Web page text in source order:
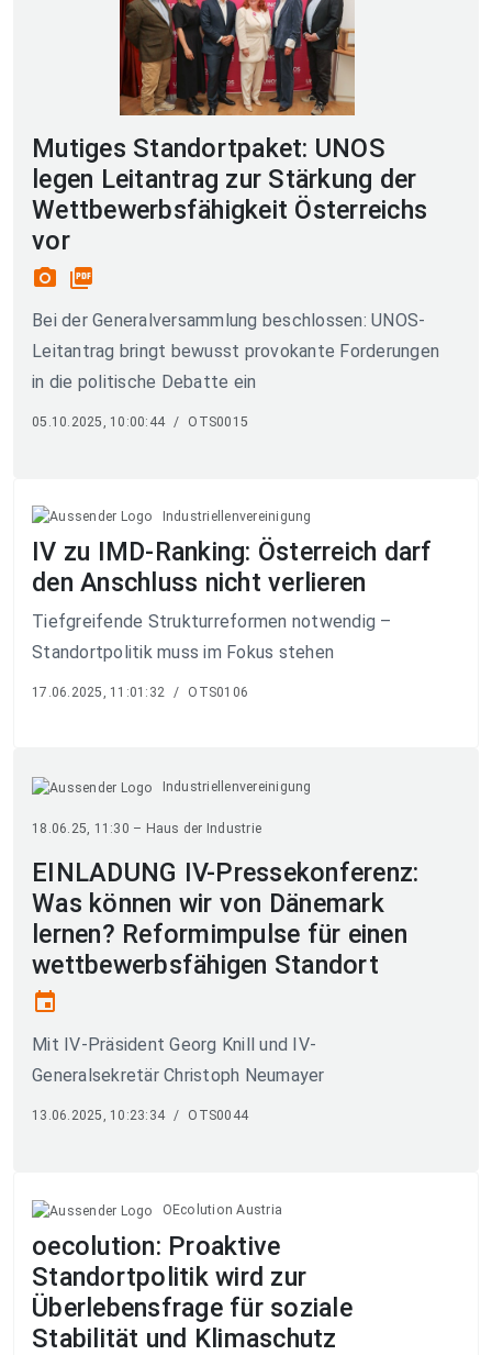
Mutiges Standortpaket: UNOS
legen Leitantrag zur Stärkung der
Wettbewerbsfähigkeit Österreichs
vor
photo_camera picture_as_pdf
Bei der Generalversammlung beschlossen: UNOS-
Leitantrag bringt bewusst provokante Forderungen
in die politische Debatte ein
05.10.2025, 10:00:44 / OTS0015
Industriellenvereinigung
IV zu IMD-Ranking: Österreich darf
den Anschluss nicht verlieren
Tiefgreifende Strukturreformen notwendig –
Standortpolitik muss im Fokus stehen
17.06.2025, 11:01:32 / OTS0106
Industriellenvereinigung
18.06.25, 11:30 – Haus der Industrie
EINLADUNG IV-Pressekonferenz:
Was können wir von Dänemark
lernen? Reformimpulse für einen
wettbewerbsfähigen Standort
event
Mit IV-Präsident Georg Knill und IV-
Generalsekretär Christoph Neumayer
13.06.2025, 10:23:34 / OTS0044
OEcolution Austria
oecolution: Proaktive
Standortpolitik wird zur
Überlebensfrage für soziale
Stabilität und Klimaschutz